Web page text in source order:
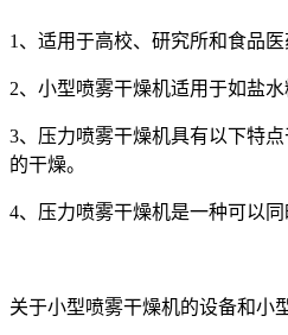
1、适用于高校、研究所和食品
2、小型喷雾干燥机适用于如盐
3、压力喷雾干燥机具有以下特
的干燥。
4、压力喷雾干燥机是一种可以
关于小型喷雾干燥机的设备和小